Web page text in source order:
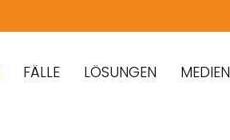
FÄLLE LÖSUNGEN MEDIEN